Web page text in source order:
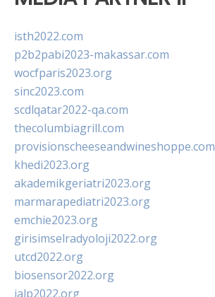
isth2022.com
p2b2pabi2023-makassar.com
wocfparis2023.org
sinc2023.com
scdlqatar2022-qa.com
thecolumbiagrill.com
provisionscheeseandwineshoppe.com
khedi2023.org
akademikgeriatri2023.org
marmarapediatri2023.org
emchie2023.org
girisimselradyoloji2022.org
utcd2022.org
biosensor2022.org
ialp2022.org